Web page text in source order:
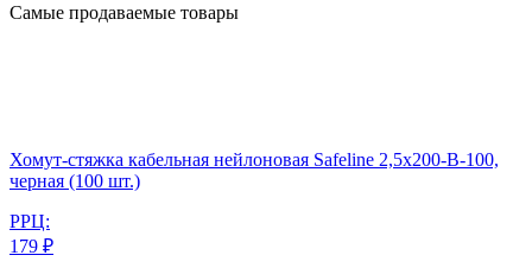
Самые продаваемые товары
Хомут-стяжка кабельная нейлоновая Safeline 2,5x200-В-100,
черная (100 шт.)
РРЦ:
179 ₽